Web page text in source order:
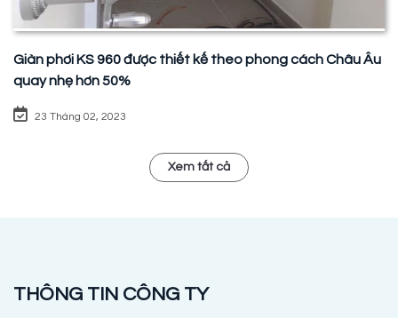
Giàn phơi KS 960 được thiết kế theo phong cách Châu Âu
quay nhẹ hơn 50%
23 Tháng 02, 2023
Xem tất cả
THÔNG TIN CÔNG TY